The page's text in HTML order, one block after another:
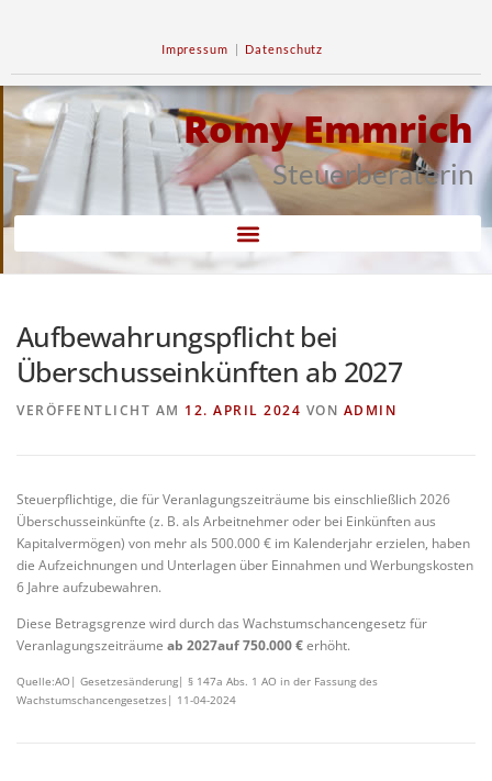
Impressum | Datenschutz
Romy Emmrich
Steuerberaterin
Aufbewahrungspflicht bei
Überschusseinkünften ab 2027
VERÖFFENTLICHT AM 12. APRIL 2024 VON ADMIN
Steuerpflichtige, die für Veranlagungszeiträume bis einschließlich 2026
Überschusseinkünfte (z. B. als Arbeitnehmer oder bei Einkünften aus
Kapitalvermögen) von mehr als 500.000 € im Kalenderjahr erzielen, haben
die Aufzeichnungen und Unterlagen über Einnahmen und Werbungskosten
6 Jahre aufzubewahren.
Diese Betragsgrenze wird durch das Wachstumschancengesetz für
Veranlagungszeiträume ab 2027auf 750.000 €erhöht.
Quelle:AO| Gesetzesänderung| § 147a Abs. 1 AO in der Fassung des
Wachstumschancengesetzes| 11-04-2024